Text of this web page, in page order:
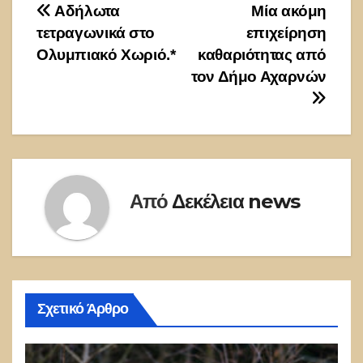
Πλοήγηση
άρθρων
Μία ακόμη
επιχείρηση
καθαριότητας από
τον Δήμο Αχαρνών
Αδήλωτα
τετραγωνικά στο
Ολυμπιακό Χωριό.*
Από Δεκέλεια news
Σχετικό Άρθρο